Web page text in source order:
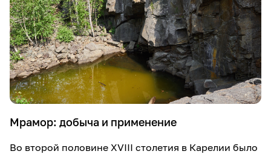
Мрамор: добыча и применение
Во второй половине XVIII столетия в Карелии было